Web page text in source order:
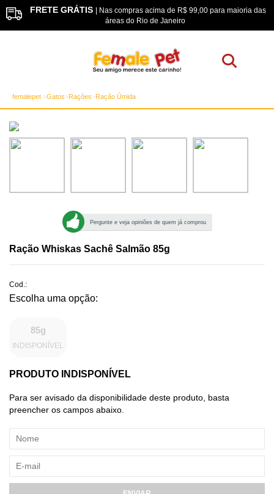
FRETE GRÁTIS | Nas compras acima de R$ 99,00 para maioria das
áreas do Rio de Janeiro
femalepet Gatos Rações Ração Úmida
Pergunte e veja opiniões de quem já comprou
Ração Whiskas Sachê Salmão 85g
Cod.:
85g
INDISPONÍVEL
PRODUTO INDISPONÍVEL
Para ser avisado da disponibilidade deste produto, basta
preencher os campos abaixo.